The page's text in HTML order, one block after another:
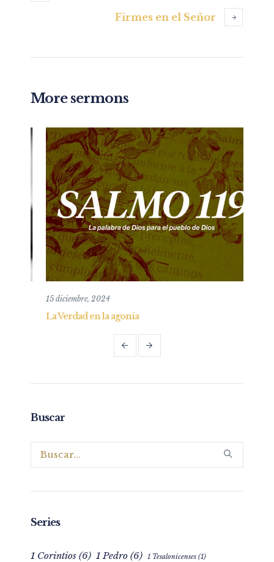
Firmes en el Señor
More sermons
26 mayo, 2019
Entendiendo y practicando el perdón bíblico
Buscar
Series
1 Corintios (6) 1 Pedro (6) 1 Tesalonicenses (1)